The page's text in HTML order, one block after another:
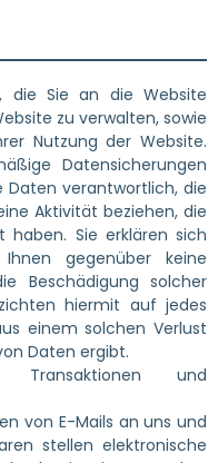
die Sie an die Website
zu verwalten, sowie
Nutzung der Website.
Datensicherungen
Daten verantwortlich, die
Aktivität beziehen, die
Sie erklären sich
gegenüber keine
Beschädigung solcher
hiermit auf jedes
einem solchen Verlust
Daten ergibt.
Transaktionen und
von E-Mails an uns und
stellen elektronische